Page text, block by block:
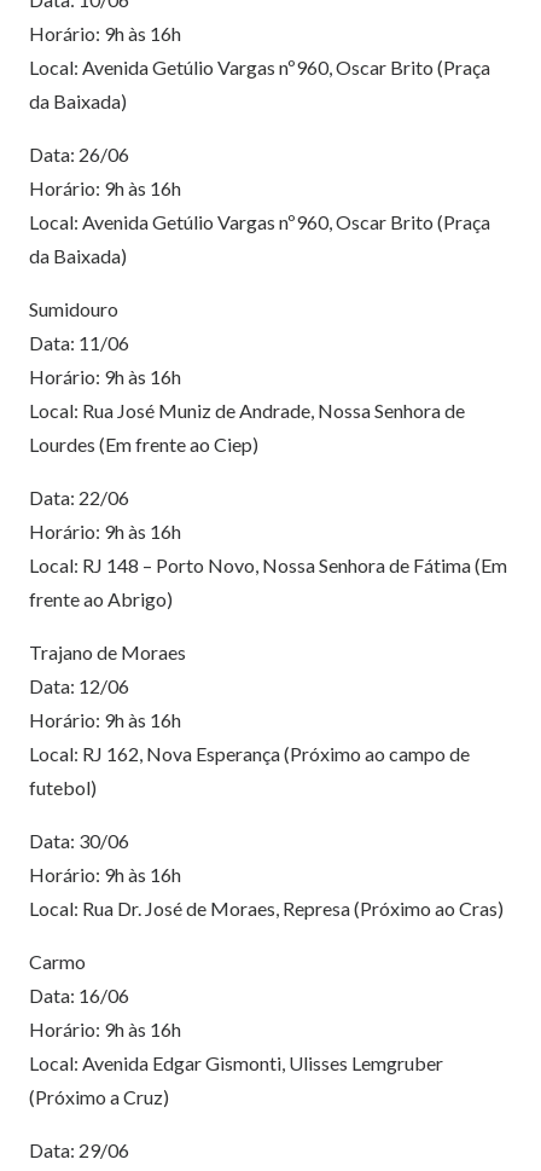
Horário: 9h às 16h
Local: Avenida Getúlio Vargas nº960, Oscar Brito (Praça
da Baixada)
Data: 26/06
Horário: 9h às 16h
Local: Avenida Getúlio Vargas nº960, Oscar Brito (Praça
da Baixada)
Sumidouro
Data: 11/06
Horário: 9h às 16h
Local: Rua José Muniz de Andrade, Nossa Senhora de
Lourdes (Em frente ao Ciep)
Data: 22/06
Horário: 9h às 16h
Local: RJ 148 – Porto Novo, Nossa Senhora de Fátima (Em
frente ao Abrigo)
Trajano de Moraes
Data: 12/06
Horário: 9h às 16h
Local: RJ 162, Nova Esperança (Próximo ao campo de
futebol)
Data: 30/06
Horário: 9h às 16h
Local: Rua Dr. José de Moraes, Represa (Próximo ao Cras)
Carmo
Data: 16/06
Horário: 9h às 16h
Local: Avenida Edgar Gismonti, Ulisses Lemgruber
(Próximo a Cruz)
Data: 29/06